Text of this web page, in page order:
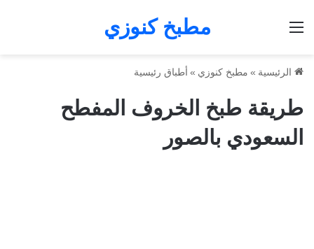
مطبخ كنوزي
الرئيسية » مطبخ كنوزي » أطباق رئيسية
طريقة طبخ الخروف المفطح
السعودي بالصور